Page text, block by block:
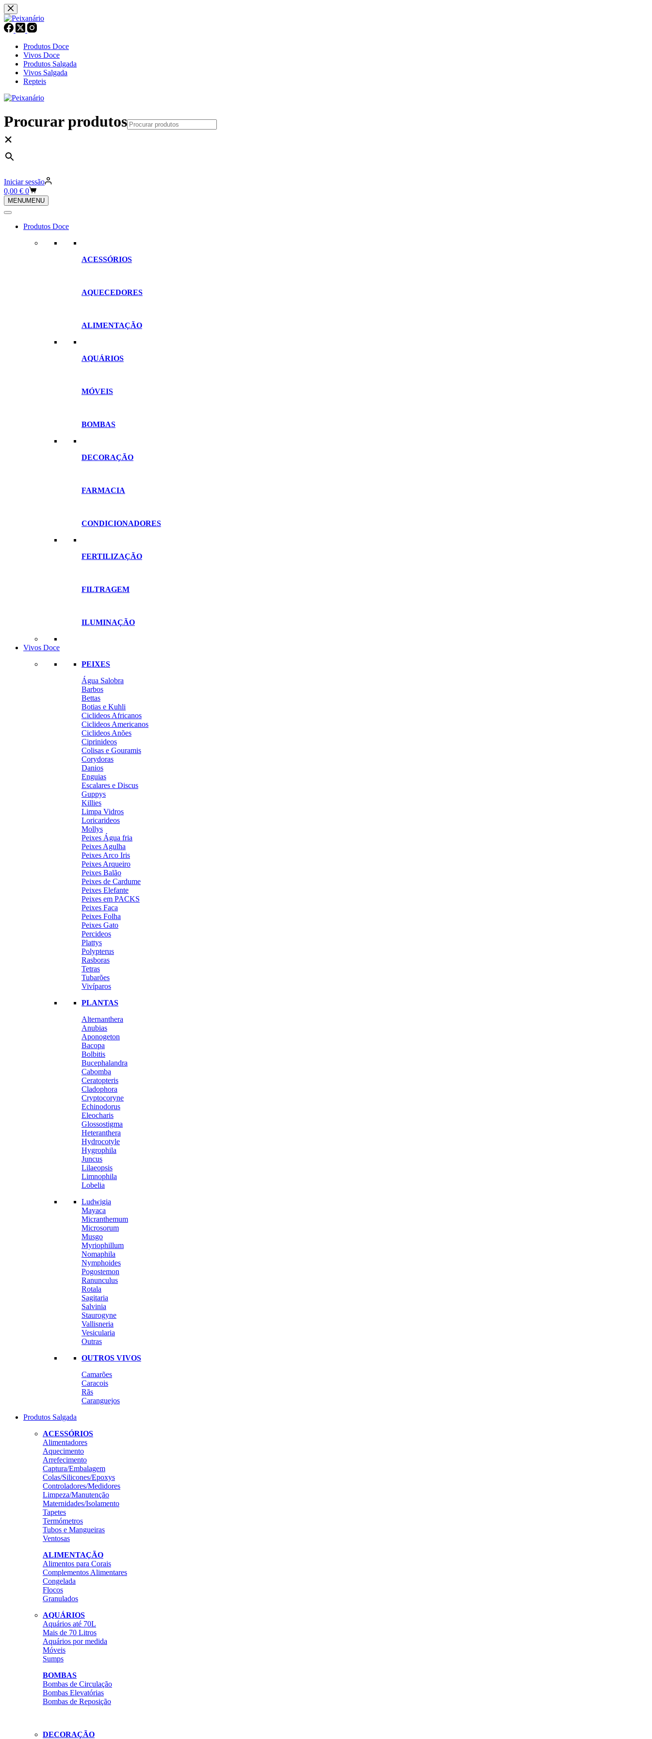
Pular
para
o
conteúdo
Produtos Doce
Vivos Doce
Produtos Salgada
Vivos Salgada
Repteis
Procurar produtos
×
Iniciar sessão
Carrinho
de
compras
0,00 € 0
MENUMENU
Produtos Doce
ACESSÓRIOS
AQUECEDORES
ALIMENTAÇÃO
AQUÁRIOS
MÓVEIS
BOMBAS
DECORAÇÃO
FARMACIA
CONDICIONADORES
FERTILIZAÇÃO
FILTRAGEM
ILUMINAÇÃO
Vivos Doce
PEIXES
Água Salobra
Barbos
Bettas
Botias e Kuhli
Ciclideos Africanos
Ciclideos Americanos
Ciclideos Anões
Ciprinideos
Colisas e Gouramis
Corydoras
Danios
Enguias
Escalares e Discus
Guppys
Killies
Limpa Vidros
Loricarideos
Mollys
Peixes Água fria
Peixes Agulha
Peixes Arco Iris
Peixes Arqueiro
Peixes Balão
Peixes de Cardume
Peixes Elefante
Peixes em PACKS
Peixes Faca
Peixes Folha
Peixes Gato
Percideos
Plattys
Polypterus
Rasboras
Tetras
Tubarões
Vivíparos
PLANTAS
Alternanthera
Anubias
Aponogeton
Bacopa
Bolbitis
Bucephalandra
Cabomba
Ceratopteris
Cladophora
Cryptocoryne
Echinodorus
Eleocharis
Glossostigma
Heteranthera
Hydrocotyle
Hygrophila
Juncus
Lilaeopsis
Limnophila
Lobelia
Ludwigia
Mayaca
Micranthemum
Microsorum
Musgo
Myriophillum
Nomaphila
Nymphoides
Pogostemon
Ranunculus
Rotala
Sagitaria
Salvinia
Staurogyne
Vallisneria
Vesicularia
Outras
OUTROS VIVOS
Camarões
Caracois
Rãs
Caranguejos
Produtos Salgada
ACESSÓRIOS
Alimentadores
Aquecimento
Arrefecimento
Captura/Embalagem
Colas/Silicones/Epoxys
Controladores/Medidores
Limpeza/Manutenção
Maternidades/Isolamento
Tapetes
Termómetros
Tubos e Mangueiras
Ventosas
ALIMENTAÇÃO
Alimentos para Corais
Complementos Alimentares
Congelada
Flocos
Granulados
AQUÁRIOS
Aquários até 70L
Mais de 70 Litros
Aquários por medida
Móveis
Sumps
BOMBAS
Bombas de Circulação
Bombas Elevatórias
Bombas de Reposição
DECORAÇÃO